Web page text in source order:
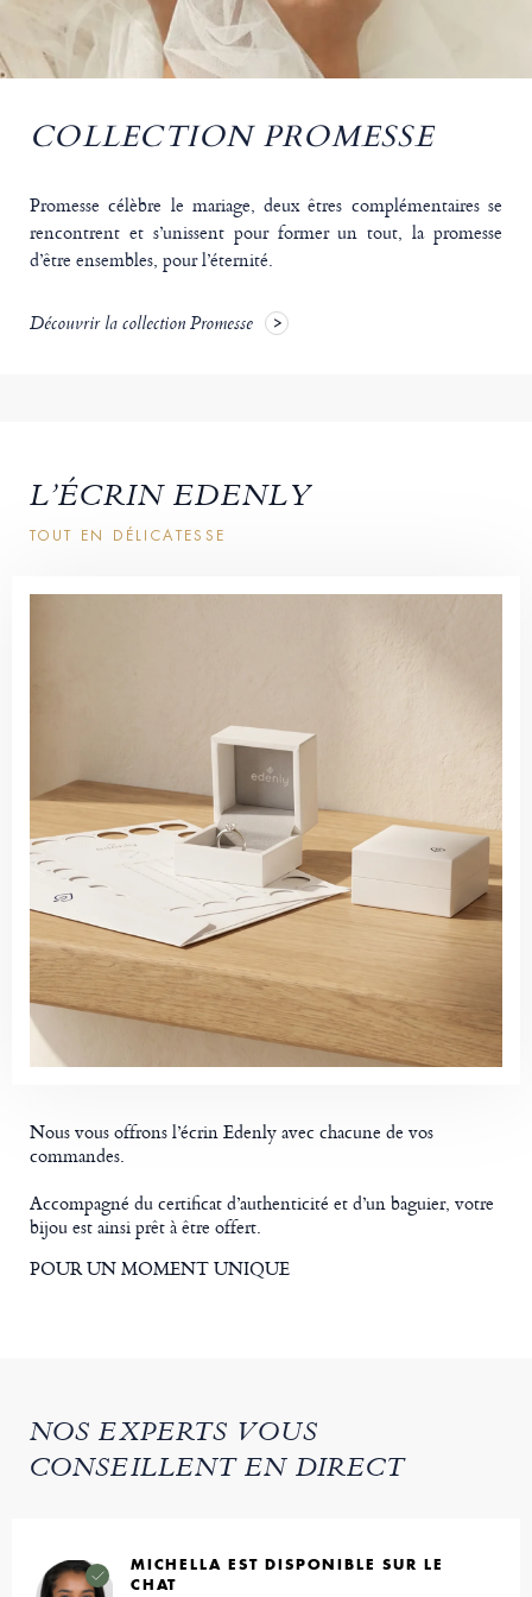
COLLECTION PROMESSE
Promesse célèbre le mariage, deux êtres complémentaires se
rencontrent et s’unissent pour former un tout, la promesse
d’être ensembles, pour l’éternité.
Découvrir la collection Promesse
L’ÉCRIN EDENLY
TOUT EN DÉLICATESSE
Nous vous offrons l’écrin Edenly avec chacune de vos
commandes.
Accompagné du certificat d’authenticité et d’un baguier, votre
bijou est ainsi prêt à être offert.
POUR UN MOMENT UNIQUE
NOS EXPERTS VOUS
CONSEILLENT EN DIRECT
MICHELLA EST DISPONIBLE SUR LE
CHAT